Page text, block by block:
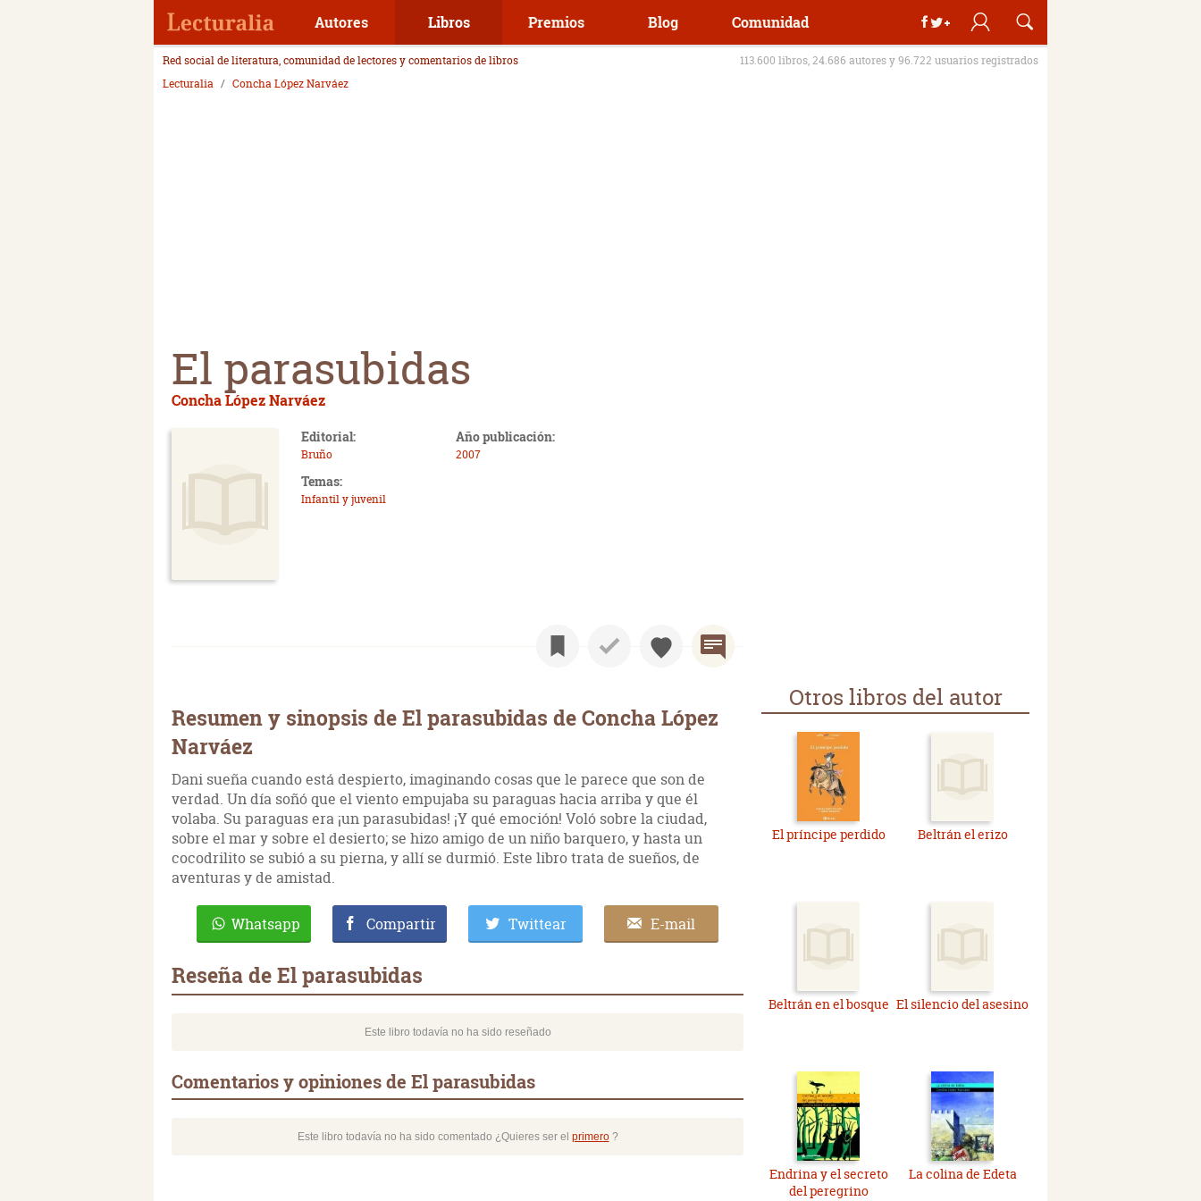
Autores Libros Premios Blog Comunidad
Red social de literatura, comunidad de lectores y comentarios de libros
113.600 libros, 24.686 autores y 96.722 usuarios registrados
Lecturalia
Concha López Narváez
El parasubidas
Concha López Narváez
Editorial:
Bruño
Año publicación:
2007
Temas:
Infantil y juvenil
Resumen y sinopsis de El parasubidas de Concha López
Narváez
Dani sueña cuando está despierto, imaginando cosas que le parece que son de
verdad. Un día soñó que el viento empujaba su paraguas hacia arriba y que él
volaba. Su paraguas era ¡un parasubidas! ¡Y qué emoción! Voló sobre la ciudad,
sobre el mar y sobre el desierto; se hizo amigo de un niño barquero, y hasta un
cocodrilito se subió a su pierna, y allí se durmió. Este libro trata de sueños, de
aventuras y de amistad.
Whatsapp Compartir Twittear E-mail
Reseña de El parasubidas
Este libro todavía no ha sido reseñado
Comentarios y opiniones de El parasubidas
Este libro todavía no ha sido comentado ¿Quieres ser el primero?
Otros libros del autor
El príncipe perdido Beltrán el erizo
Beltrán en el bosque El silencio del asesino
Endrina y el secreto
del peregrino
La colina de Edeta